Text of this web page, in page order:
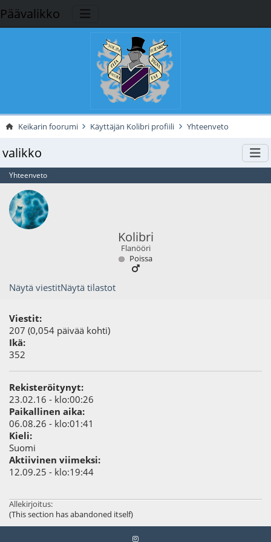
Päävalikko
Keikarin foorumi Käyttäjän Kolibri profiili Yhteenveto
valikko
Yhteenveto
Kolibri
Flanööri
Poissa
Näytä viestitNäytä tilastot
Viestit:
207 (0,054 päivää kohti)
Ikä:
352
Rekisteröitynyt:
23.02.16 - klo:00:26
Paikallinen aika:
06.08.26 - klo:01:41
Kieli:
Suomi
Aktiivinen viimeksi:
12.09.25 - klo:19:44
Allekirjoitus:
(This section has abandoned itself)